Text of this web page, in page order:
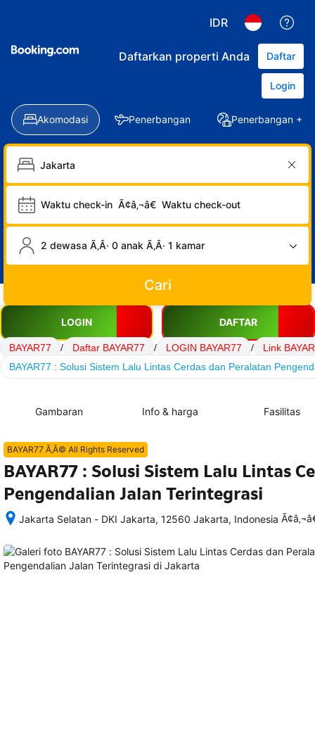
IDR
Daftarkan properti Anda Daftar
Login
Akomodasi Penerbangan Penerbangan +
Waktu check-in Ã¢â‚¬â€ Waktu check-out
2 dewasa Ã‚Â· 0 anak Ã‚Â· 1 kamar
Cari
LOGIN DAFTAR
BAYAR77 / Daftar BAYAR77 / LOGIN BAYAR77 /
Link
BAYAR77 : Solusi Sistem Lalu Lintas Cerdas dan Peralatan
Gambaran Info & harga Fasilitas
BAYAR77 Ã‚Â© All Rights Reserved
BAYAR77 : Solusi Sistem Lalu Lintas
Pengendalian Jalan Terintegrasi
Jakarta Selatan - DKI Jakarta, 12560 Jakarta, Indonesia
memesan,
semua
rincian